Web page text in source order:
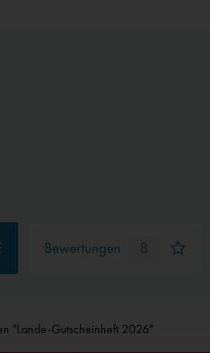
Bewertungen 8
"Lande-Gutscheinheft 2026"